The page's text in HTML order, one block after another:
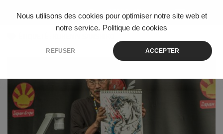
Nous utilisons des cookies pour optimiser notre site web et
notre service. Politique de cookies
REFUSER ACCEPTER
Skip to content